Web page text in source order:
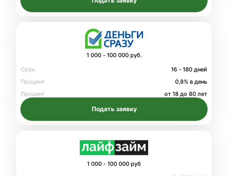
1 000 - 100 000 руб.
Срок
16 - 180 дней
Процент
0,8% в день
Процент
от 18 до 80 лет
Подать заявку
1 000 - 100 000 руб